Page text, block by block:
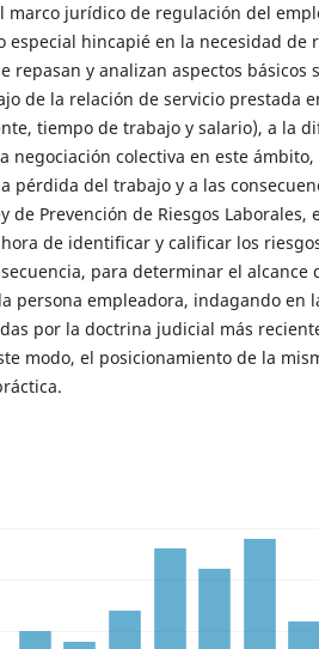
marco jurídico de regulación del
especial hincapié en la necesidad de
repasan y analizan aspectos básicos
de la relación de servicio prestada
tiempo de trabajo y salario), a la
negociación colectiva en este ámbito,
pérdida del trabajo y a las
de Prevención de Riesgos Laborales,
de identificar y calificar los
para determinar el alcance
persona empleadora, indagando en
por la doctrina judicial más
modo, el posicionamiento de la